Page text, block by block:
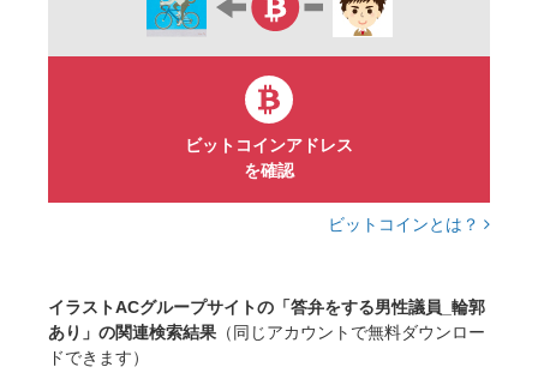
ビットコインアドレス
を確認
ビットコインとは？
イラストACグループサイトの「答弁をする男性議員_輪郭
あり」の関連検索結果 （同じアカウントで無料ダウンロー
ドできます）